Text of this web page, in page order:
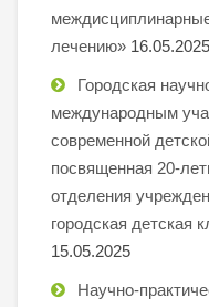
лечению» 16.05.2025
Городская
международным
современной
посвященная 20-
отделения
городская детская
15.05.2025
Научно-